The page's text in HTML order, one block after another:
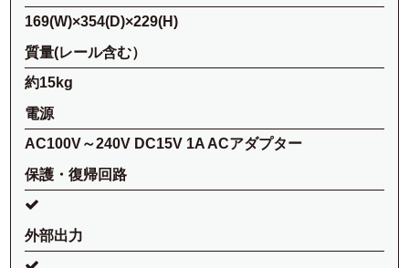
169(W)×354(D)×229(H)
質量(レール含む）
約15kg
電源
AC100V～240V DC15V 1A ACアダプター
保護・復帰回路
外部出力